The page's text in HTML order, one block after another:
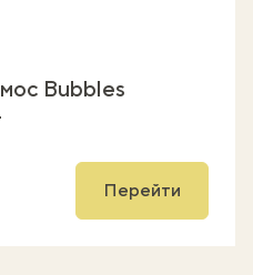
Bubbles
Перейти